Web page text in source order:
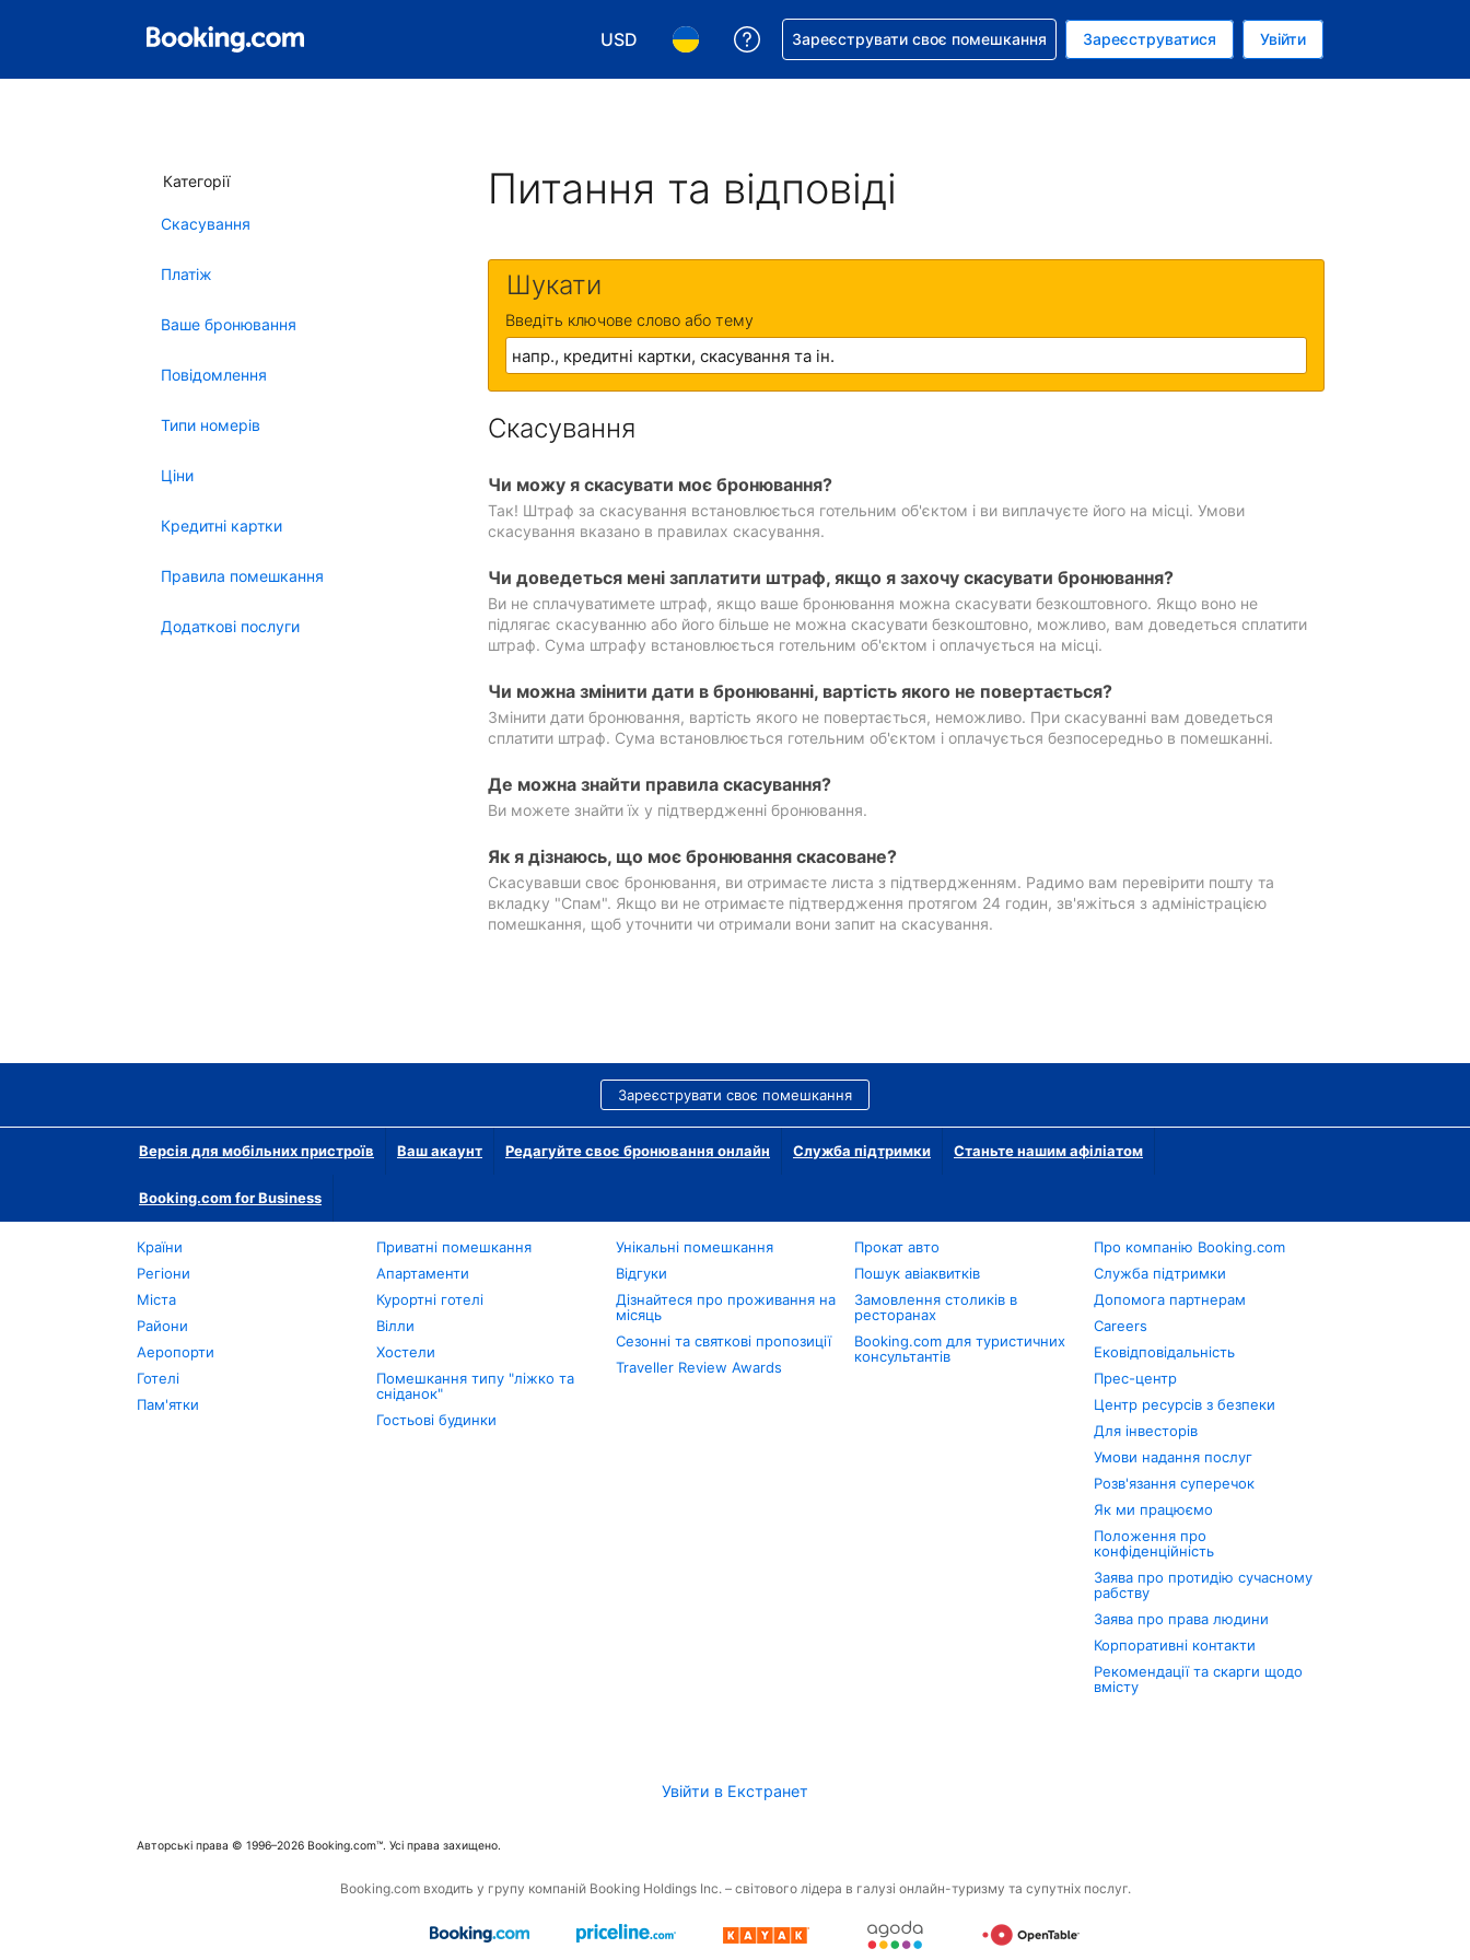
USD
Виберіть валюту. Ваша поточна валюта: Долар США
Виберіть мову. Ваша поточна мова: Українською
Отримайте допомогу з бронюванням
Зареєструвати своє помешкання Зареєструватися Увійти
Категорії
Скасування
Платіж
Ваше бронювання
Повідомлення
Типи номерів
Ціни
Кредитні картки
Правила помешкання
Додаткові послуги
Питання та відповіді
Шукати
Введіть ключове слово або тему
Скасування
Чи можу я скасувати моє бронювання?
Так! Штраф за скасування встановлюється готельним об'єктом і ви виплачуєте його на місці. Умови
скасування вказано в правилах скасування.
Чи доведеться мені заплатити штраф, якщо я захочу скасувати бронювання?
Ви не сплачуватимете штраф, якщо ваше бронювання можна скасувати безкоштовного. Якщо воно не
підлягає скасуванню або його більше не можна скасувати безкоштовно, можливо, вам доведеться сплатити
штраф. Сума штрафу встановлюється готельним об'єктом і оплачується на місці.
Чи можна змінити дати в бронюванні, вартість якого не повертається?
Змінити дати бронювання, вартість якого не повертається, неможливо. При скасуванні вам доведеться
сплатити штраф. Сума встановлюється готельним об'єктом і оплачується безпосередньо в помешканні.
Де можна знайти правила скасування?
Ви можете знайти їх у підтвердженні бронювання.
Як я дізнаюсь, що моє бронювання скасоване?
Скасувавши своє бронювання, ви отримаєте листа з підтвердженням. Радимо вам перевірити пошту та
вкладку "Спам". Якщо ви не отримаєте підтвердження протягом 24 годин, зв'яжіться з адміністрацією
помешкання, щоб уточнити чи отримали вони запит на скасування.
Зареєструвати своє помешкання
Версія для мобільних пристроїв Ваш акаунт Редагуйте своє бронювання онлайн Служба підтримки Станьте нашим афіліатом
Booking.com for Business
Країни
Регіони
Міста
Райони
Аеропорти
Готелі
Пам'ятки
Приватні помешкання
Апартаменти
Курортні готелі
Вілли
Хостели
Помешкання типу "ліжко та
сніданок"
Гостьові будинки
Унікальні помешкання
Відгуки
Дізнайтеся про проживання на
місяць
Сезонні та святкові пропозиції
Traveller Review Awards
Прокат авто
Пошук авіаквитків
Замовлення столиків в
ресторанах
Booking.com для туристичних
консультантів
Про компанію Booking.com
Служба підтримки
Допомога партнерам
Careers
Ековідповідальність
Прес-центр
Центр ресурсів з безпеки
Для інвесторів
Умови надання послуг
Розв'язання суперечок
Як ми працюємо
Положення про
конфіденційність
Заява про протидію сучасному
рабству
Заява про права людини
Корпоративні контакти
Рекомендації та скарги щодо
вмісту
Увійти в Екстранет
Авторські права © 1996–2026 Booking.com™. Усі права захищено.
Booking.com входить у групу компаній Booking Holdings Inc. – світового лідера в галузі онлайн-туризму та супутніх послуг.